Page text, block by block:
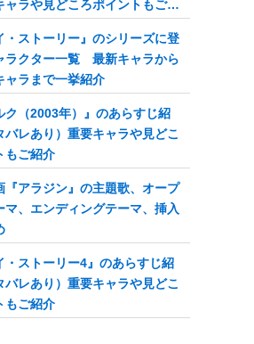
ャラや見どころポイントもご紹
・ストーリー』のシリーズに登
ラクター一覧 最新キャラから
ャラまで一挙紹介
ク（2003年）』のあらすじ紹
バレあり）重要キャラや見どこ
もご紹介
『アラジン』の主題歌、オープ
マ、エンディングテーマ、挿入
・ストーリー4』のあらすじ紹
バレあり）重要キャラや見どこ
もご紹介